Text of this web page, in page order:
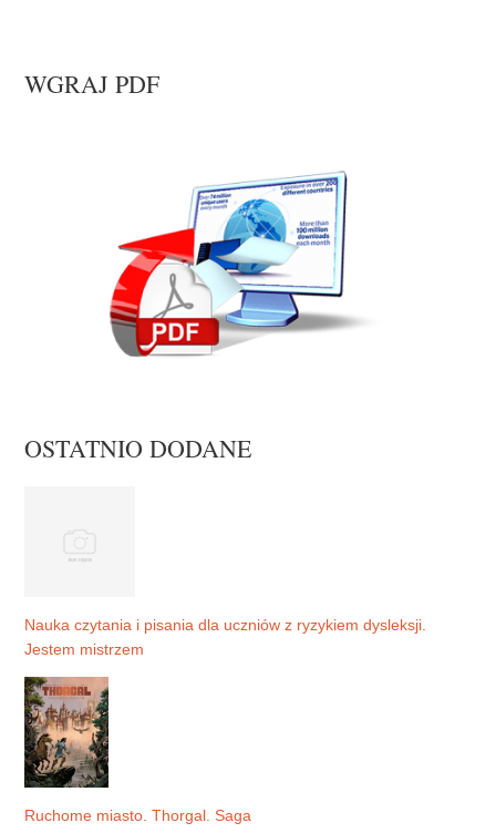
WGRAJ PDF
OSTATNIO DODANE
Nauka czytania i pisania dla uczniów z ryzykiem dysleksji.
Jestem mistrzem
Ruchome miasto. Thorgal. Saga